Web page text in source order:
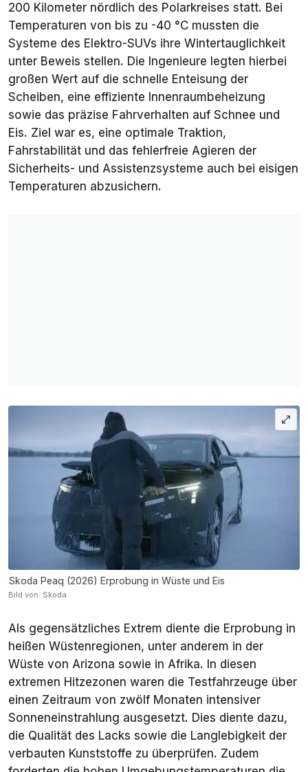
200 Kilometer nördlich des Polarkreises statt. Bei
Temperaturen von bis zu -40 °C mussten die
Systeme des Elektro-SUVs ihre Wintertauglichkeit
unter Beweis stellen. Die Ingenieure legten hierbei
großen Wert auf die schnelle Enteisung der
Scheiben, eine effiziente Innenraumbeheizung
sowie das präzise Fahrverhalten auf Schnee und
Eis. Ziel war es, eine optimale Traktion,
Fahrstabilität und das fehlerfreie Agieren der
Sicherheits- und Assistenzsysteme auch bei eisigen
Temperaturen abzusichern.
Skoda Peaq (2026) Erprobung in Wüste und Eis
Bild von: Skoda
Als gegensätzliches Extrem diente die Erprobung in
heißen Wüstenregionen, unter anderem in der
Wüste von Arizona sowie in Afrika. In diesen
extremen Hitzezonen waren die Testfahrzeuge über
einen Zeitraum von zwölf Monaten intensiver
Sonneneinstrahlung ausgesetzt. Dies diente dazu,
die Qualität des Lacks sowie die Langlebigkeit der
verbauten Kunststoffe zu überprüfen. Zudem